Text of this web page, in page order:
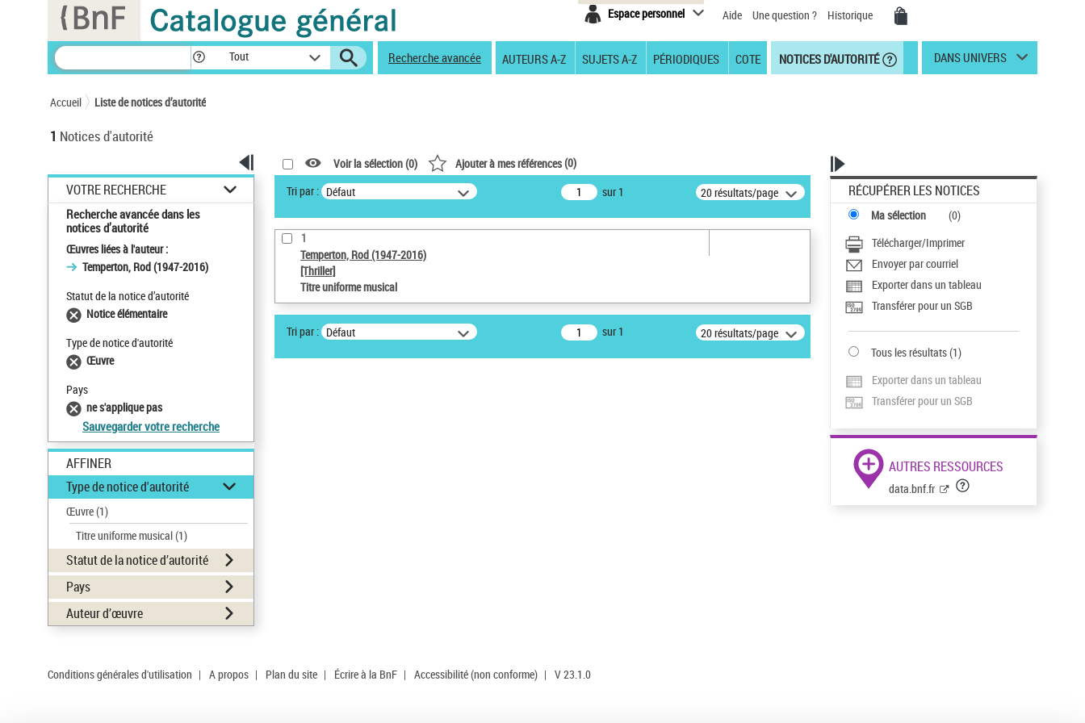
Espace personnel Aide Une question ? Historique
Tout Recherche avancée AUTEURS A-Z SUJETS A-Z PÉRIODIQUES COTE NOTICES D'AUTORITÉ DANS UNIVERS
Accueil Liste de notices d’autorité
1 Notices d'autorité
VOTRE RECHERCHE
Recherche avancée dans les
notices d’autorité
Œuvres liées à l'auteur :
Temperton, Rod (1947-2016)
Statut de la notice d’autorité
Notice élémentaire
Type de notice d'autorité
Œuvre
Pays
ne s'applique pas
Sauvegarder votre recherche
AFFINER
Type de notice d'autorité
Œuvre(1)
Titre uniforme musical(1)
Statut de la notice d’autorité
Pays
Auteur d’œuvre
Voir la sélection (0) Ajouter à mes références(0)
Tri par : Défaut sur 1 20 résultats/page
1
Temperton, Rod (1947-2016)
[Thriller]
Titre uniforme musical
Tri par : Défaut sur 1 20 résultats/page
RÉCUPÉRER LES NOTICES
Ma sélection (0)
Télécharger/Imprimer
Envoyer par courriel
Exporter dans un tableau
Transférer pour un SGB
Tous les résultats(1)
Exporter dans un tableau
Transférer pour un SGB
AUTRES RESSOURCES
data.bnf.fr
Conditions générales d'utilisation | A propos | Plan du site | Écrire à la BnF | Accessibilité (non conforme) | V 23.1.0
Panneau de gestion des cookies